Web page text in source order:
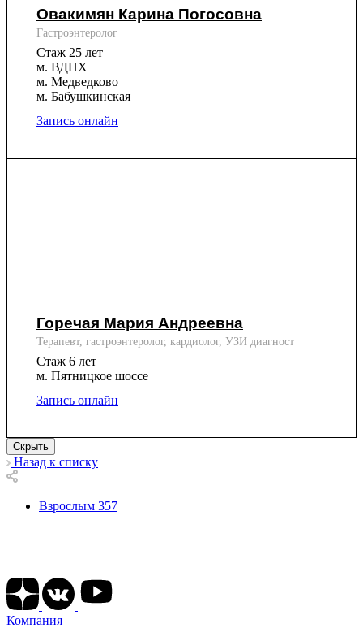
Овакимян Карина Погосовна
Гастроэнтеролог
Стаж 25 лет
м. ВДНХ
м. Медведково
м. Бабушкинская
Запись онлайн
Горечая Мария Андреевна
Терапевт, гастроэнтеролог, кардиолог, УЗИ диагност
Стаж 6 лет
м. Пятницкое шоссе
Запись онлайн
Скрыть
Назад к списку
Взрослым 357
Компания